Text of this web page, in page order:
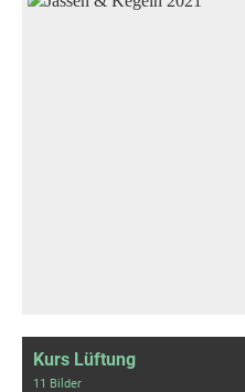
Kurs Lüftung
11 Bilder